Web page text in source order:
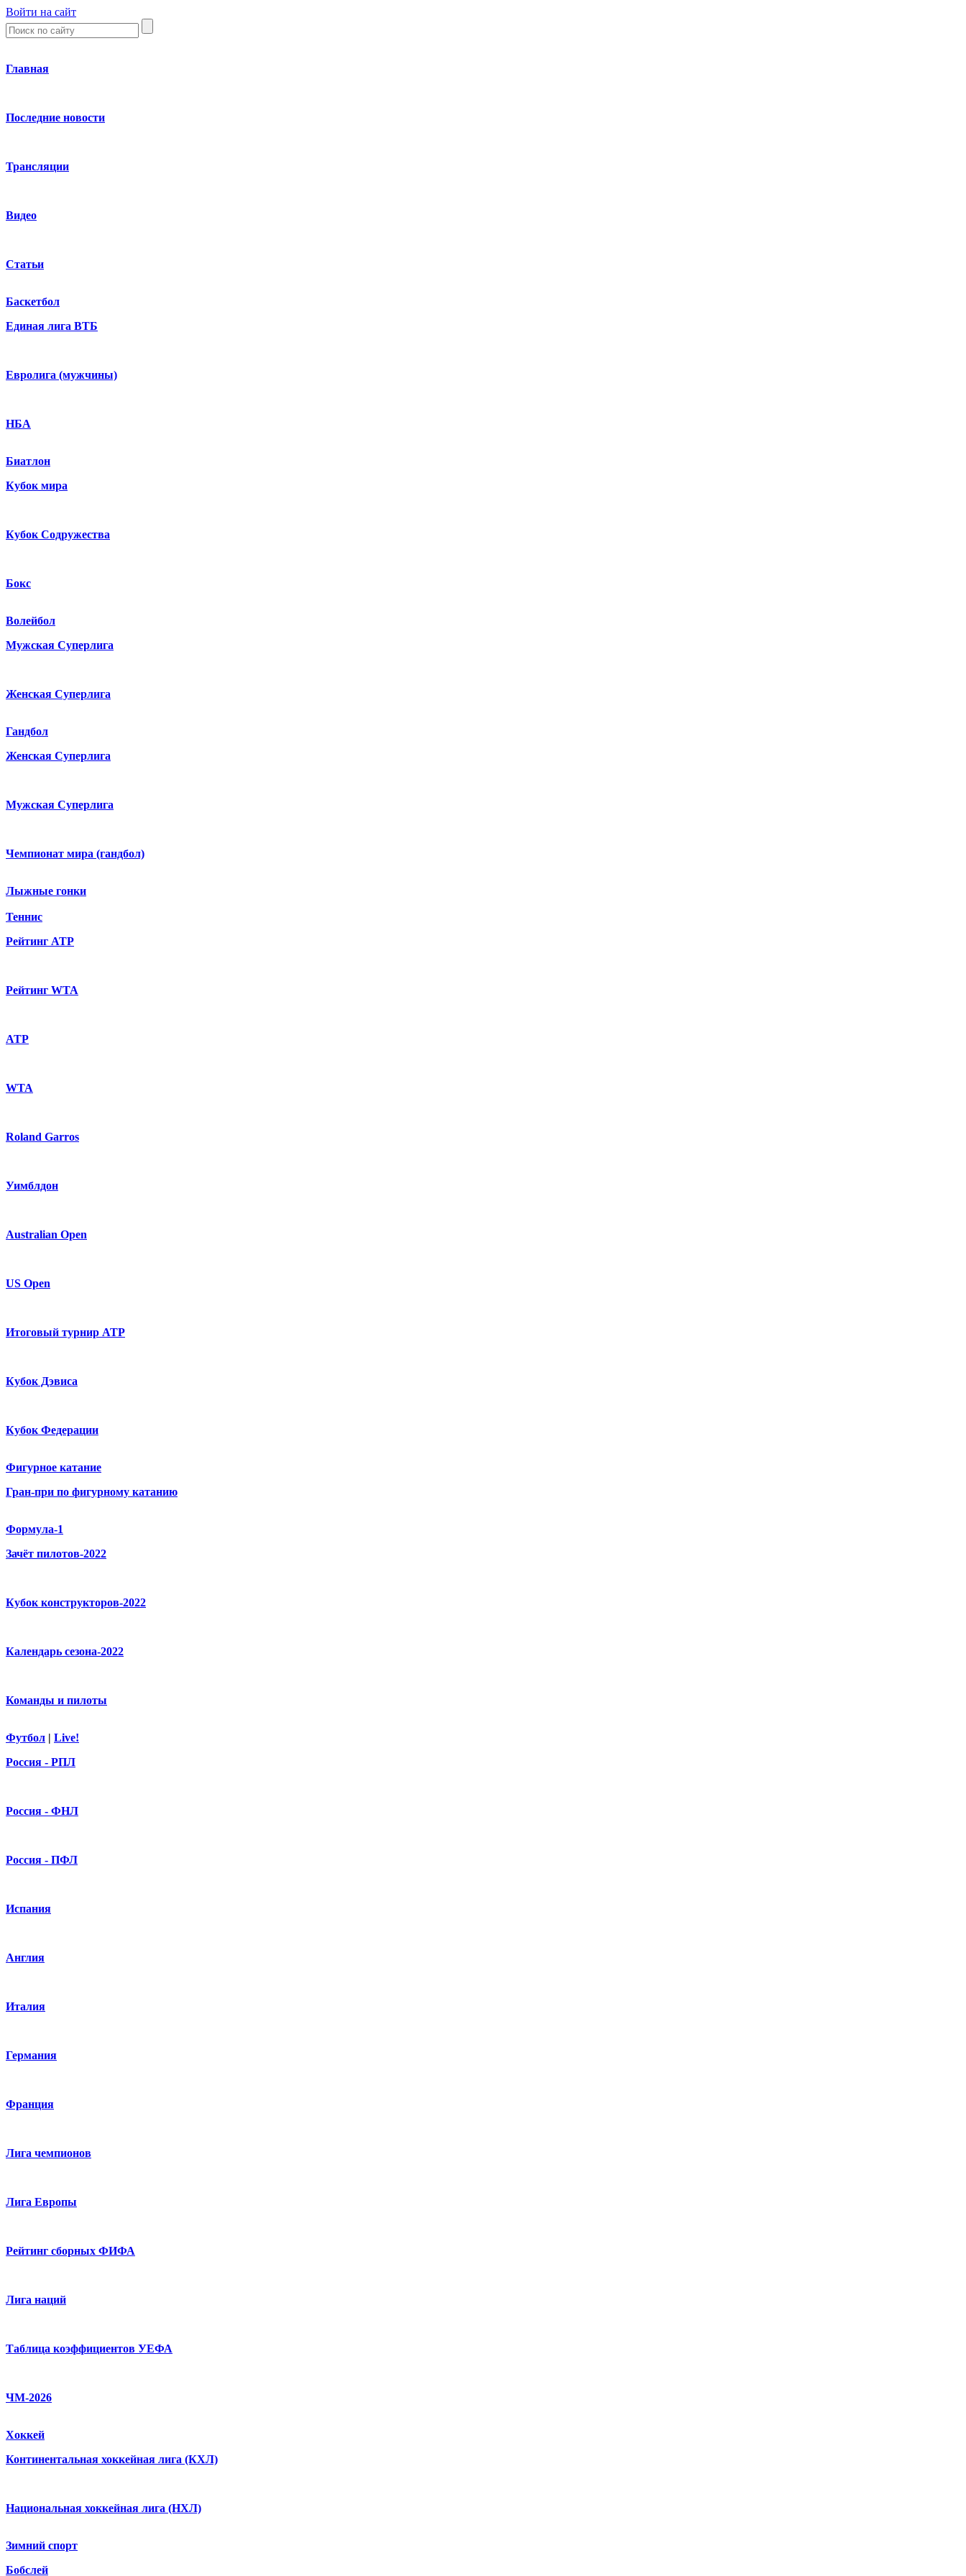
Войти на сайт
Главная
Последние новости
Трансляции
Видео
Статьи
Баскетбол
Единая лига ВТБ
Евролига (мужчины)
НБА
Биатлон
Кубок мира
Кубок Содружества
Бокс
Волейбол
Мужская Суперлига
Женская Суперлига
Гандбол
Женская Суперлига
Мужская Суперлига
Чемпионат мира (гандбол)
Лыжные гонки
Теннис
Рейтинг ATP
Рейтинг WTA
ATP
WTA
Roland Garros
Уимблдон
Australian Open
US Open
Итоговый турнир ATP
Кубок Дэвиса
Кубок Федерации
Фигурное катание
Гран-при по фигурному катанию
Формула-1
Зачёт пилотов-2022
Кубок конструкторов-2022
Календарь сезона-2022
Команды и пилоты
Футбол | Live!
Россия - РПЛ
Россия - ФНЛ
Россия - ПФЛ
Испания
Англия
Италия
Германия
Франция
Лига чемпионов
Лига Европы
Рейтинг сборных ФИФА
Лига наций
Таблица коэффициентов УЕФА
ЧМ-2026
Хоккей
Континентальная хоккейная лига (КХЛ)
Национальная хоккейная лига (НХЛ)
Зимний спорт
Бобслей